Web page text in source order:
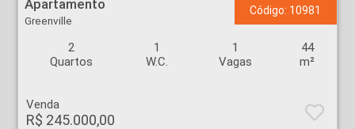
Apartamento
Greenville
Código: 10981
2
Quartos
1
W.C.
1
Vagas
44
m²
Venda
R$ 245.000,00